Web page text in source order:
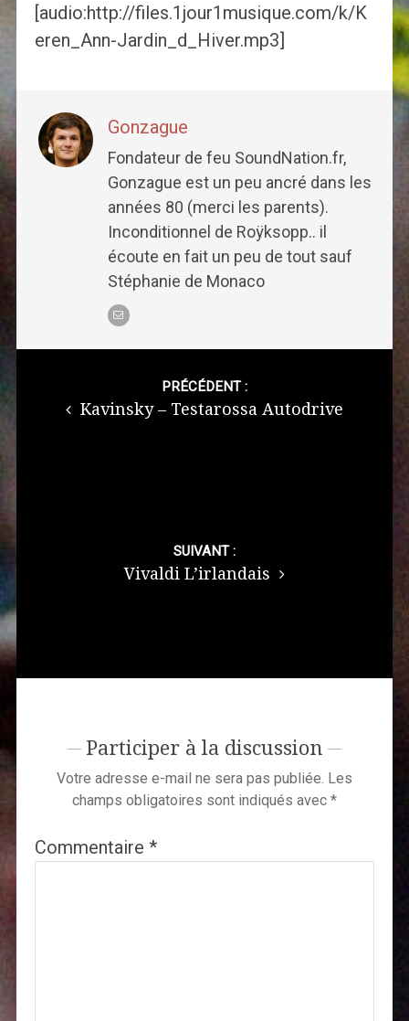
[audio:http://files.1jour1musique.com/k/K
eren_Ann-Jardin_d_Hiver.mp3]
Gonzague
Fondateur de feu SoundNation.fr,
Gonzague est un peu ancré dans les
années 80 (merci les parents).
Inconditionnel de Roÿksopp.. il
écoute en fait un peu de tout sauf
Stéphanie de Monaco
PRÉCÉDENT :
Kavinsky – Testarossa Autodrive
SUIVANT :
Vivaldi L’irlandais
Participer à la discussion
Votre adresse e-mail ne sera pas publiée. Les
champs obligatoires sont indiqués avec *
Commentaire *